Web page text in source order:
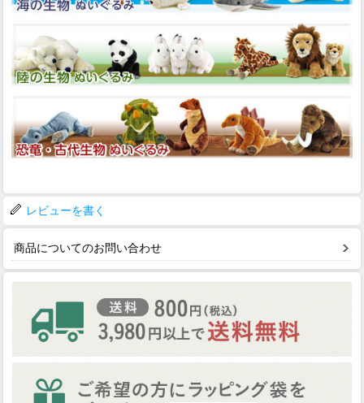
レビューを書く
商品についてのお問い合わせ